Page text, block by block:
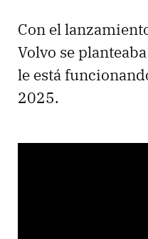
Con el
Volvo se
le está
2025.